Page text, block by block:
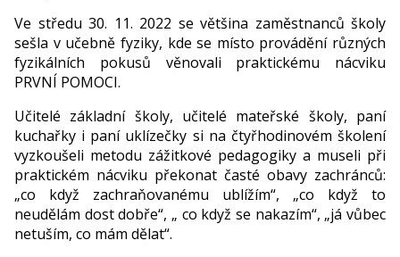
Ve středu 30. 11. 2022 se většina zaměstnanců školy
sešla v učebně fyziky, kde se místo provádění různých
fyzikálních pokusů věnovali praktickému nácviku
PRVNÍ POMOCI.
Učitelé základní školy, učitelé mateřské školy, paní
kuchařky i paní uklízečky si na čtyřhodinovém školení
vyzkoušeli metodu zážitkové pedagogiky a museli při
praktickém nácviku překonat časté obavy zachránců:
„co když zachraňovanému ublížím“, „co když to
neudělám dost dobře“, „ co když se nakazím“, „já vůbec
netuším, co mám dělat“.